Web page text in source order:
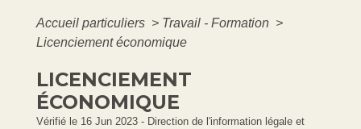
Accueil particuliers > Travail - Formation >
Licenciement économique
LICENCIEMENT
ÉCONOMIQUE
Vérifié le 16 Jun 2023 - Direction de l'information légale et